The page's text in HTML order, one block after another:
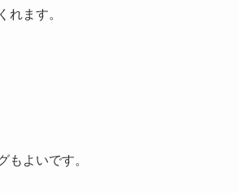
ます。
もよいです。